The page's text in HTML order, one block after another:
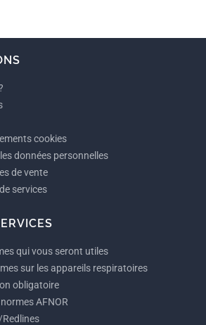
cookies
données personnelles
de vente
services
qui vous seront utiles
sur les appareils respiratoires
obligatoire
AFNOR
Redlines